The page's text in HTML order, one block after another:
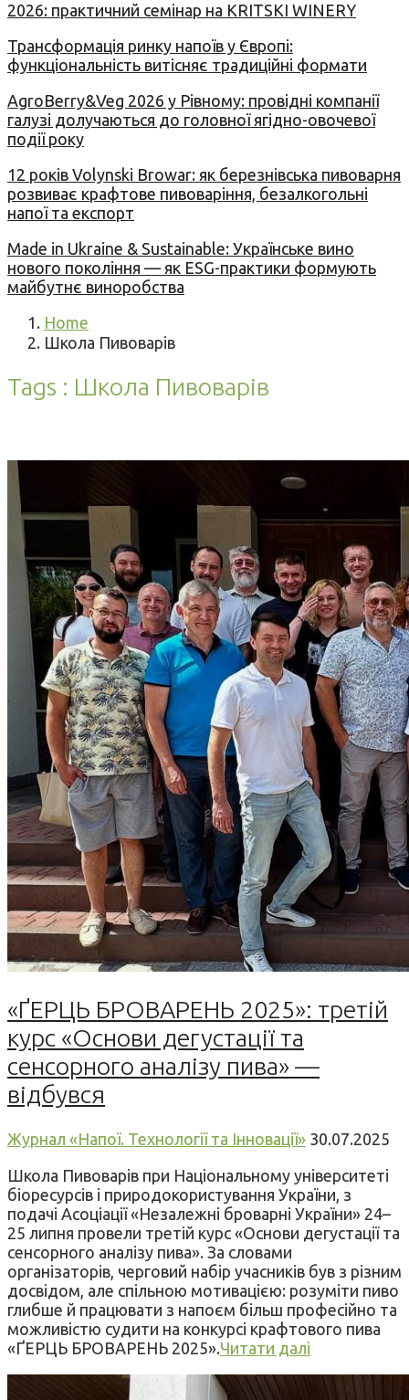
2026: практичний семінар на KRITSKI WINERY
Трансформація ринку напоїв у Європі:
функціональність витісняє традиційні формати
AgroBerry&Veg 2026 у Рівному: провідні компанії
галузі долучаються до головної ягідно-овочевої
події року
12 років Volynski Browar: як березнівська пивоварня
розвиває крафтове пивоваріння, безалкогольні
напої та експорт
Made in Ukraine & Sustainable: Українське вино
нового покоління — як ESG-практики формують
майбутнє виноробства
Home
Школа Пивоварів
Tags : Школа Пивоварів
«ҐЕРЦЬ БРОВАРЕНЬ 2025»: третій
курс «Основи дегустації та
сенсорного аналізу пива» —
відбувся
Журнал «Напої. Технології та Інновації» 30.07.2025
Школа Пивоварів при Національному університеті
біоресурсів і природокористування України, з
подачі Асоціації «Незалежні броварні України» 24–
25 липня провели третій курс «Основи дегустації та
сенсорного аналізу пива». За словами
організаторів, черговий набір учасників був з різним
досвідом, але спільною мотивацією: розуміти пиво
глибше й працювати з напоєм більш професійно та
можливістю судити на конкурсі крафтового пива
«ҐЕРЦЬ БРОВАРЕНЬ 2025».Читати далі